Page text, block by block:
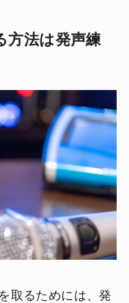
方法は発声練
取るためには、発